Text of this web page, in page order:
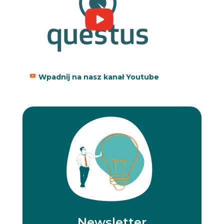
Wpadnij na nasz kanał Youtube